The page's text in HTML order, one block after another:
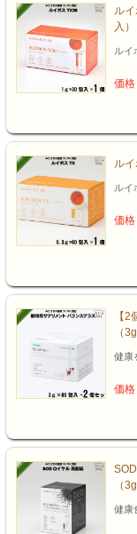
ル
入
ルイ
価
ル
ルイ
価
【
（
健康
価
（
健康